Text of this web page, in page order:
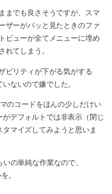
までも良さそうですが、スマ
ザーがパッと見たときのファ
ビューが全てメニューに埋め
れてしまう。
ビリティが下がる気がする
ないので嫌でした。
のコードをほんの少しだけい
デフォルトでは非表示（閉じ
マイズしてみようと思いま
の単純な作業なので、
。